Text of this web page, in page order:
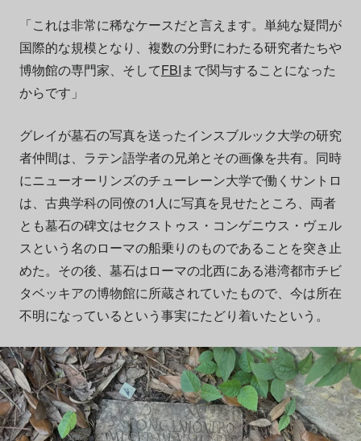
「これは非常に稀なケースだと言えます。単純な疑問が
国際的な規模となり、複数の分野にわたる研究者たちや
博物館の専門家、そしてFBIまで関与することになった
からです」
グレイが墓石の写真を送ったインスブルック大学の研究
者仲間は、ラテン語学者の兄弟とその画像を共有。同時
にニューオーリンズのチューレーン大学で働くサントロ
は、古典学科の同僚の1人に写真を見せたところ、両者
とも墓石の碑文はセクストゥス・コンゲニウス・ヴェル
スという名のローマの船乗りのものであることを突き止
めた。その後、墓石はローマの北西にある港湾都市チビ
タベッキアの博物館に所蔵されていたもので、今は所在
不明になっているという事実にたどり着いたという。